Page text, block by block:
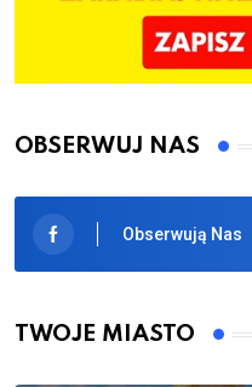
OBSERWUJ NAS
Obserwują Nas
TWOJE MIASTO